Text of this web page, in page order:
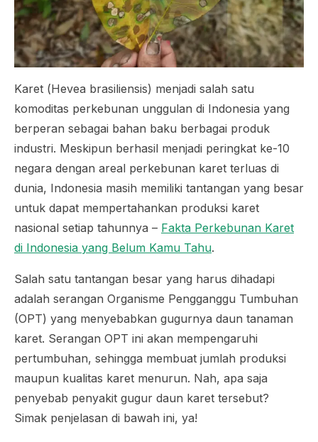
Karet (Hevea brasiliensis) menjadi salah satu
komoditas perkebunan unggulan di Indonesia yang
berperan sebagai bahan baku berbagai produk
industri. Meskipun berhasil menjadi peringkat ke-10
negara dengan areal perkebunan karet terluas di
dunia, Indonesia masih memiliki tantangan yang besar
untuk dapat mempertahankan produksi karet
nasional setiap tahunnya – Fakta Perkebunan Karet
di Indonesia yang Belum Kamu Tahu.
Salah satu tantangan besar yang harus dihadapi
adalah serangan Organisme Pengganggu Tumbuhan
(OPT) yang menyebabkan gugurnya daun tanaman
karet. Serangan OPT ini akan mempengaruhi
pertumbuhan, sehingga membuat jumlah produksi
maupun kualitas karet menurun. Nah, apa saja
penyebab penyakit gugur daun karet tersebut?
Simak penjelasan di bawah ini, ya!